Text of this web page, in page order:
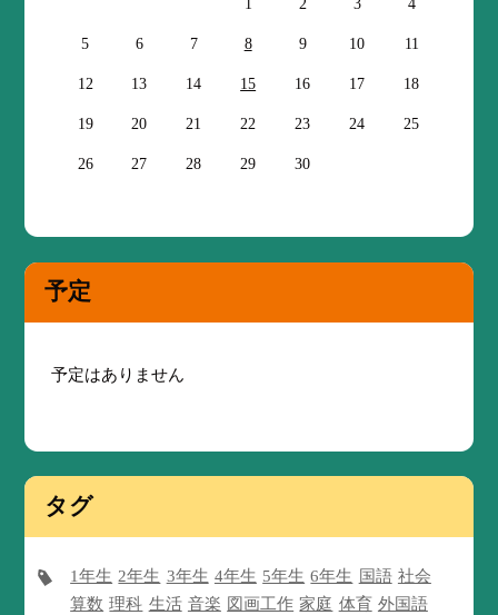
1 2 3 4
5 6 7 8 9 10 11
12 13 14 15 16 17 18
19 20 21 22 23 24 25
26 27 28 29 30
予定
予定はありません
タグ
1年生 2年生 3年生 4年生 5年生 6年生 国語 社会
算数 理科 生活 音楽 図画工作 家庭 体育 外国語